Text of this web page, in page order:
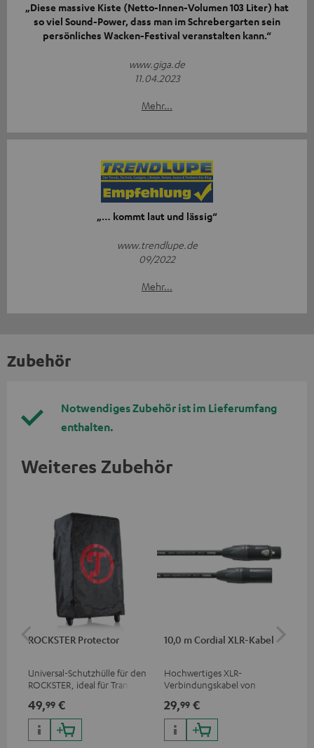
„Diese massive Kiste (Netto-Innen-Volumen 103 Liter) hat
so viel Sound-Power, dass man im Schrebergarten sein
persönliches Wacken-Festival veranstalten kann.“
www.giga.de
11.04.2023
Mehr...
„… kommt laut und lässig“
www.trendlupe.de
09/2022
Mehr...
Zubehör
Notwendiges Zubehör ist im Lieferumfang
enthalten.
Weiteres Zubehör
ROCKSTER Protector
Universal-Schutzhülle für den
ROCKSTER, ideal für Transport
49,99 €
10,0 m Cordial XLR-Kabel
Hochwertiges XLR-
Verbindungskabel von
29,99 €